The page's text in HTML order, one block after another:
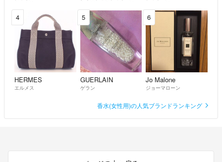
4
HERMES
エルメス
5
GUERLAIN
ゲラン
6
Jo Malone
ジョーマローン
香水(女性用)の人気ブランドランキング